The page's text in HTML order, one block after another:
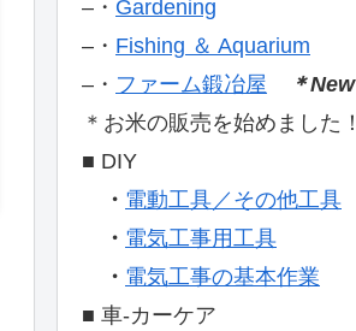
–・ Gardening
–・ Fishing ＆ Aquarium
–・ ファーム鍛冶屋
＊New
＊お米の販売を始めました！
■ DIY
・ 電動工具／その他工具
・ 電気工事用工具
・ 電気工事の基本作業
■ 車-カーケア